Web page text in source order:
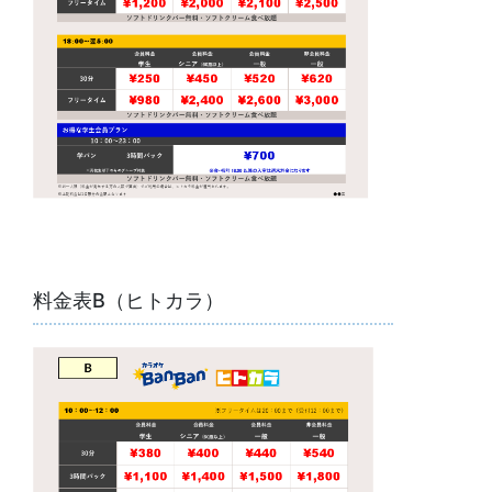
料金表B（ヒトカラ）